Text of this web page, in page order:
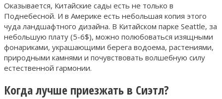
Оказывается, Китайские сады есть не только в
Поднебесной. И в Америке есть небольшая копия этого
чуда ландшафтного дизайна. В Китайском парке Seattle, за
небольшую плату (5-6$), можно полюбоваться изящными
фонариками, украшающими берега водоема, растениями,
природными камнями и почувствовать волшебную силу
естественной гармонии.
Когда лучше приезжать в Сиэтл?